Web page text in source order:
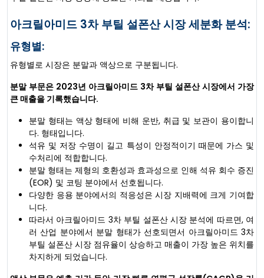
아크릴아미드 3차 부틸 설폰산 시장 세분화 분석:
유형별:
유형별로 시장은 분말과 액상으로 구분됩니다.
분말 부문은 2023년 아크릴아미드 3차 부틸 설폰산 시장에서 가장
큰 매출을 기록했습니다.
분말 형태는 액상 형태에 비해 운반, 취급 및 보관이 용이합니
다. 형태입니다.
석유 및 저장 수명이 길고 특성이 안정적이기 때문에 가스 및
수처리에 적합합니다.
분말 형태는 제형의 호환성과 효과성으로 인해 석유 회수 증진
(EOR) 및 코팅 분야에서 선호됩니다.
다양한 응용 분야에서의 적응성은 시장 지배력에 크게 기여합
니다.
따라서 아크릴아미드 3차 부틸 설폰산 시장 분석에 따르면, 여
러 산업 분야에서 분말 형태가 선호되면서 아크릴아미드 3차
부틸 설폰산 시장 점유율이 상승하고 매출이 가장 높은 위치를
차지하게 되었습니다.